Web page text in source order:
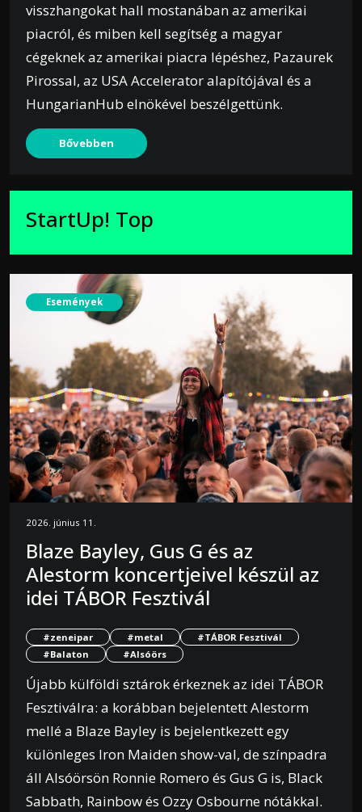
visszhangokat hall mostanában az amerikai
piacról, és miben kell segítség a magyar
cégeknek az amerikai piacra lépéshez, Pazaurek
Pirossal, az USA Accelerator alapítójával és a
HungarianHub elnökével beszélgettünk.
Bővebben
StartUp! Top
Események
2026. június 11.
Blaze Bayley, Gus G és az
Alestorm koncertjeivel készül az
idei TÁBOR Fesztivál
#zeneipar #metal
#TÁBOR Fesztivál
#Balaton
#Alsóörs
Újabb külföldi sztárok érkeznek az idei TÁBOR
Fesztiválra: a korábban bejelentett Alestorm
mellé a Blaze Bayley is bejelentkezett egy
különleges Iron Maiden show-val, de színpadra
áll Alsóörsön Ronnie Romero és Gus G is, Black
Sabbath, Rainbow és Ozzy Osbourne nótákkal.